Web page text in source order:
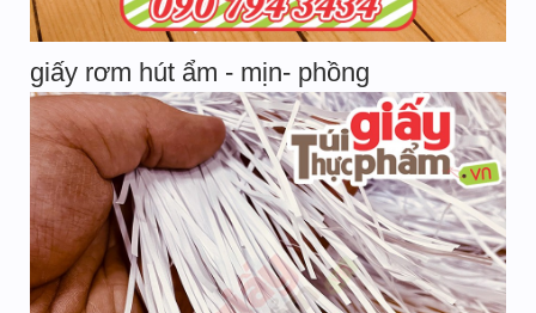
giấy rơm hút ẩm - mịn- phồng